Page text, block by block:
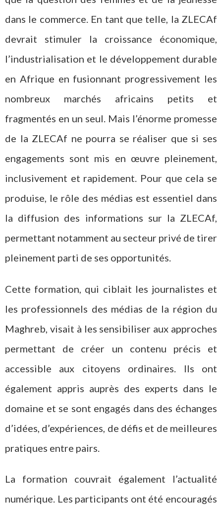
dans le commerce. En tant que telle, la ZLECAf
devrait stimuler la croissance économique,
l’industrialisation et le développement durable
en Afrique en fusionnant progressivement les
nombreux marchés africains petits et
fragmentés en un seul. Mais l’énorme promesse
de la ZLECAf ne pourra se réaliser que si ses
engagements sont mis en œuvre pleinement,
inclusivement et rapidement. Pour que cela se
produise, le rôle des médias est essentiel dans
la diffusion des informations sur la ZLECAf,
permettant notamment au secteur privé de tirer
pleinement parti de ses opportunités.
Cette formation, qui ciblait les journalistes et
les professionnels des médias de la région du
Maghreb, visait à les sensibiliser aux approches
permettant de créer un contenu précis et
accessible aux citoyens ordinaires. Ils ont
également appris auprès des experts dans le
domaine et se sont engagés dans des échanges
d’idées, d’expériences, de défis et de meilleures
pratiques entre pairs.
La formation couvrait également l’actualité
numérique. Les participants ont été encouragés